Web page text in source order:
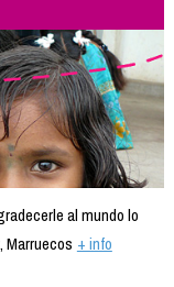
al mundo lo
Marruecos + info